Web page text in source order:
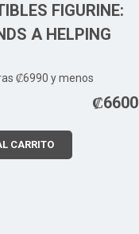
FIGURINE:
A HELPING
₡6990 y menos
₡6600
CARRITO